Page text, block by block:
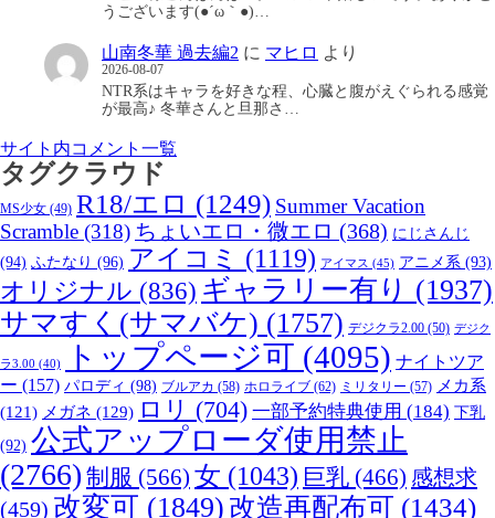
うございます(●´ω｀●)…
山南冬華 過去編2 に マヒロ より
2026-08-07
NTR系はキャラを好きな程、心臓と腹がえぐられる感覚
が最高♪ 冬華さんと旦那さ…
サイト内コメント一覧
タグクラウド
MS少女 (49) R18/エロ (1249) Summer Vacation
Scramble (318) ちょいエロ・微エロ (368) にじさんじ
(94) ふたなり (96) アイコミ (1119) アイマス (45) アニメ系 (93)
オリジナル (836) ギャラリー有り (1937)
サマすく(サマバケ) (1757) デジクラ2.00 (50) デジク
ラ3.00 (40) トップページ可 (4095) ナイトツア
ー (157) パロディ (98) ブルアカ (58) ホロライブ (62) ミリタリー (57) メカ系
(121) メガネ (129) ロリ (704) 一部予約特典使用 (184) 下乳
(92) 公式アップローダ使用禁止
(2766) 制服 (566) 女 (1043) 巨乳 (466) 感想求
(459) 改変可 (1849) 改造再配布可 (1434)